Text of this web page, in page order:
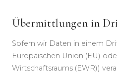
Übermittlungen in
Sofern wir Daten in einem
Europäischen Union (EU)
Wirtschaftsraums (EWR))